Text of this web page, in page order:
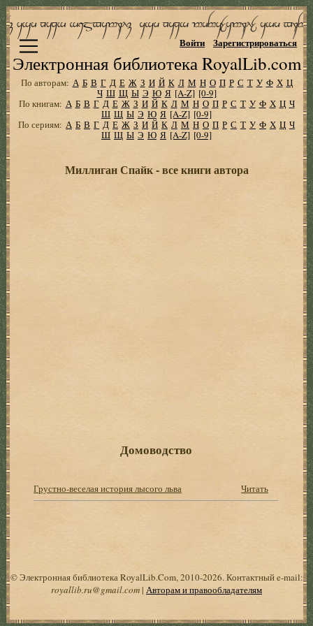
Электронная библиотека RoyalLib.com
Войти Зарегистрироваться
По авторам: А Б В Г Д Е Ж З И Й К Л М Н О П Р С Т У Ф Х Ц
Ч Ш Щ Ы Э Ю Я [A-Z] [0-9]
По книгам: А Б В Г Д Е Ж З И Й К Л М Н О П Р С Т У Ф Х Ц Ч
Ш Щ Ы Э Ю Я [A-Z] [0-9]
По сериям: А Б В Г Д Е Ж З И Й К Л М Н О П Р С Т У Ф Х Ц Ч
Ш Щ Ы Э Ю Я [A-Z] [0-9]
Миллиган Спайк - все книги автора
Домоводство
Грустно-веселая история лысого льва Читать
© Электронная библиотека RoyalLib.Com, 2010-2026. Контактный e-mail:
royallib.ru@gmail.com| Авторам и правообладателям